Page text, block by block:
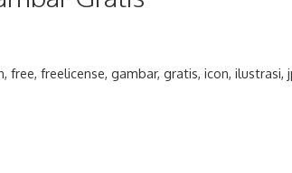
,free,freelicense,gambar,gratis,icon,ilustrasi,